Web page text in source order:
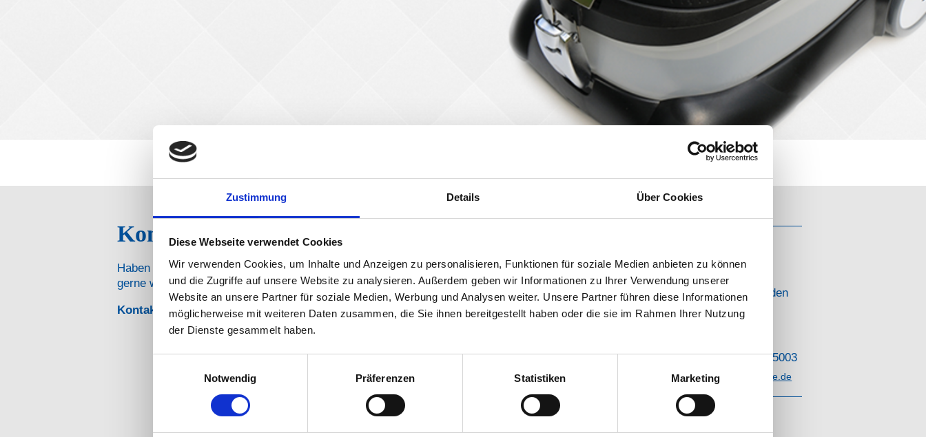
Zustimmung Details Über Cookies
Diese Webseite verwendet Cookies
Wir verwenden Cookies, um Inhalte und Anzeigen zu personalisieren, Funktionen für soziale Medien anbieten zu können
und die Zugriffe auf unsere Website zu analysieren. Außerdem geben wir Informationen zu Ihrer Verwendung unserer
Website an unsere Partner für soziale Medien, Werbung und Analysen weiter. Unsere Partner führen diese Informationen
möglicherweise mit weiteren Daten zusammen, die Sie ihnen bereitgestellt haben oder die sie im Rahmen Ihrer Nutzung
der Dienste gesammelt haben.
Notwendig
Präferenzen Statistiken Marketing
Kontakt
Haben Sie Fragen, Wünsche oder Anregungen? Bitte nehmen Sie Kontakt mit uns auf, wir helfen Ihnen
gerne weiter!
Kontaktformular
Name/Vorname:
Firma:
Telefon:
87785 Winterrieden
Mobil: 017684205003
info@alpha-systeme.de